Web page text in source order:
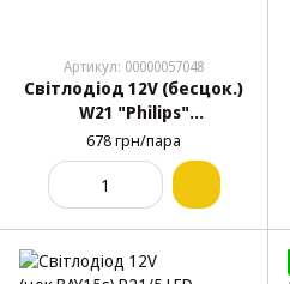
Артикул: 00000057048
Світлодіод 12V (бесцок.)
W21 "Philips"
(11065U30RB2) LED Red
Ultinon Pro3000
(2шт.блист.)
678 грн/пара